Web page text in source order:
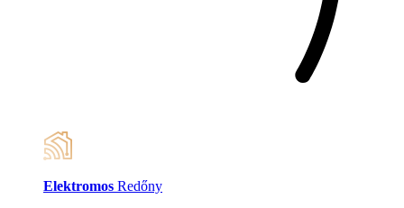
Elektromos Redőny